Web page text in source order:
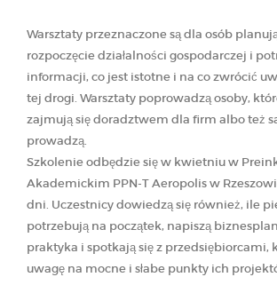
Warsztaty przeznaczone są dla osób
rozpoczęcie działalności gospodarczej i
informacji, co jest istotne i na co zwrócić
tej drogi. Warsztaty poprowadzą osoby,
zajmują się doradztwem dla firm albo też
prowadzą.
Szkolenie odbędzie się w kwietniu w
Akademickim PPN-T Aeropolis w
dni. Uczestnicy dowiedzą się również, ile
potrzebują na początek, napiszą
praktyka i spotkają się z przedsiębiorcami,
uwagę na mocne i słabe punkty ich